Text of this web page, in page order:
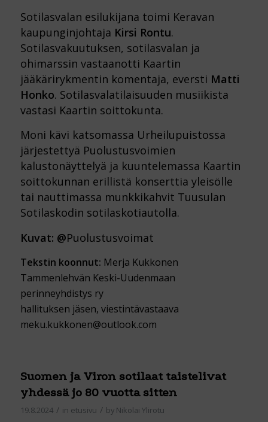
Sotilasvalan esilukijana toimi Keravan
kaupunginjohtaja Kirsi Rontu.
Sotilasvakuutuksen, sotilasvalan ja
ohimarssin vastaanotti Kaartin
jääkärirykmentin komentaja, eversti Matti
Honko. Sotilasvalatilaisuuden musiikista
vastasi Kaartin soittokunta.
Moni kävi katsomassa Urheilupuistossa
järjestettyä Puolustusvoimien
kalustonäyttelyä ja kuuntelemassa Kaartin
soittokunnan erillistä konserttia yleisölle
tai nauttimassa munkkikahvit Tuusulan
Sotilaskodin sotilaskotiautolla.
Kuvat: @Puolustusvoimat
Tekstin koonnut: Merja Kukkonen
Tammenlehvän Keski-Uudenmaan
perinneyhdistys ry
hallituksen jäsen, viestintävastaava
meku.kukkonen@outlook.com
Suomen ja Viron sotilaat taistelivat
yhdessä jo 80 vuotta sitten
19.8.2024 / in etusivu / by Nikolai Ylirotu